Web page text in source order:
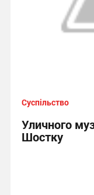
Суспільство
Уличного
Шостку